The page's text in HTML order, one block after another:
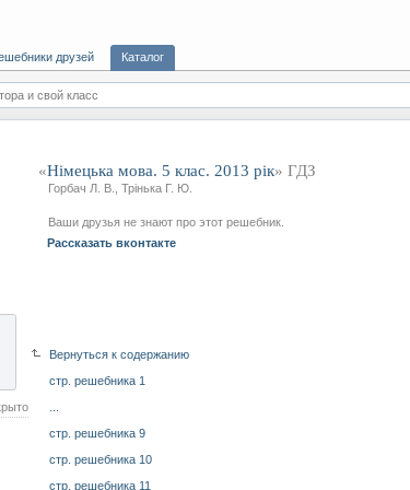
друзей Каталог
и свой класс
«Німецька мова. 5 клас. 2013 рік» ГДЗ
Горбач Л. В., Трінька Г. Ю.
Ваши друзья не знают про этот решебник.
Рассказать вконтакте
Вернуться к содержанию
стр. решебника 1
стр. решебника 9
стр. решебника 10
стр. решебника 11